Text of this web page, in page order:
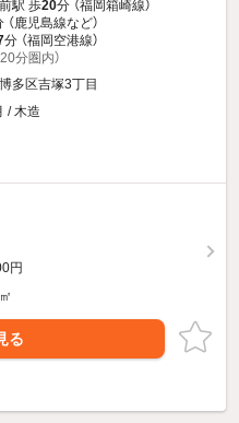
駅 歩20分 （福岡箱崎線）
（鹿児島線など）
分 （福岡空港線）
分圏内）
多区吉塚3丁目
/ 木造
円
る